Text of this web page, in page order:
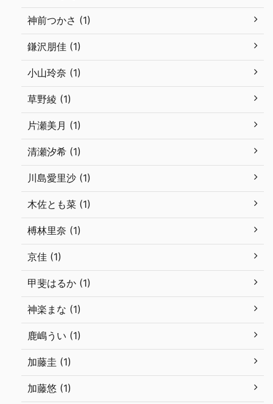
神前つかさ (1)
鎌沢朋佳 (1)
小山玲奈 (1)
草野綾 (1)
片瀬美月 (1)
清瀬汐希 (1)
川島愛里沙 (1)
木佐とも菜 (1)
榑林里奈 (1)
京佳 (1)
甲斐はるか (1)
神楽まな (1)
鹿嶋うい (1)
加藤圭 (1)
加藤悠 (1)